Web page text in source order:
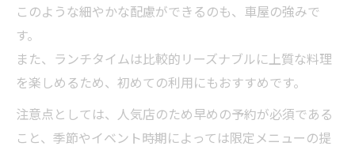
このような細やかな配慮ができるのも、車屋の強みで
す。
また、ランチタイムは比較的リーズナブルに上質な料理
を楽しめるため、初めての利用にもおすすめです。
注意点としては、人気店のため早めの予約が必須である
こと、季節やイベント時期によっては限定メニューの提